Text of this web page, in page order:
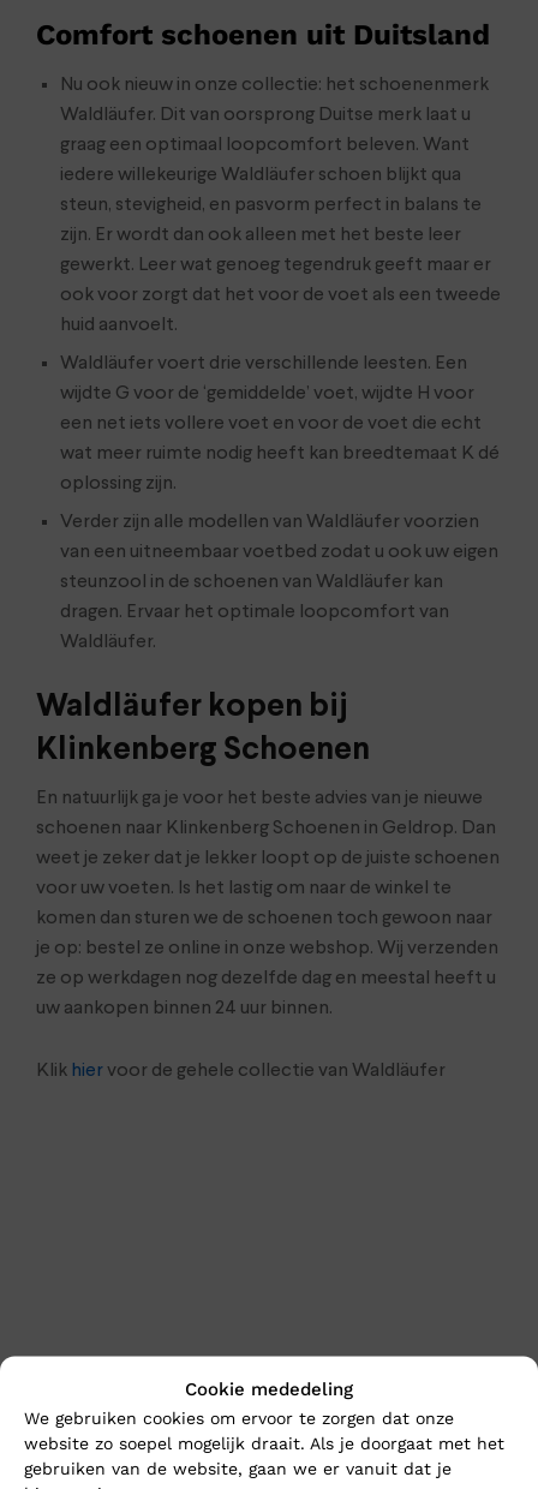
Cookie mededeling
We gebruiken cookies om ervoor te zorgen dat onze
website zo soepel mogelijk draait. Als je doorgaat met het
gebruiken van de website, gaan we er vanuit dat je
Comfort schoenen uit Duitsland
Nu ook nieuw in onze collectie: het schoenenmerk
Waldläufer. Dit van oorsprong Duitse merk laat u
graag een optimaal loopcomfort beleven. Want
iedere willekeurige Waldläufer schoen blijkt qua
steun, stevigheid, en pasvorm perfect in balans te
zijn. Er wordt dan ook alleen met het beste leer
gewerkt. Leer wat genoeg tegendruk geeft maar er
ook voor zorgt dat het voor de voet als een tweede
huid aanvoelt.
Waldläufer voert drie verschillende leesten. Een
wijdte G voor de ‘gemiddelde’ voet, wijdte H voor
een net iets vollere voet en voor de voet die echt
wat meer ruimte nodig heeft kan breedtemaat K dé
oplossing zijn.
Verder zijn alle modellen van Waldläufer voorzien
van een uitneembaar voetbed zodat u ook uw eigen
steunzool in de schoenen van Waldläufer kan
dragen. Ervaar het optimale loopcomfort van
Waldläufer.
Waldläufer kopen bij
Klinkenberg Schoenen
En natuurlijk ga je voor het beste advies van je nieuwe
schoenen naar Klinkenberg Schoenen in Geldrop. Dan
weet je zeker dat je lekker loopt op de juiste schoenen
voor uw voeten. Is het lastig om naar de winkel te
komen dan sturen we de schoenen toch gewoon naar
je op: bestel ze online in onze webshop. Wij verzenden
ze op werkdagen nog dezelfde dag en meestal heeft u
uw aankopen binnen 24 uur binnen.
Klik hiervoor de gehele collectie van Waldläufer
En wat vind u van deze?